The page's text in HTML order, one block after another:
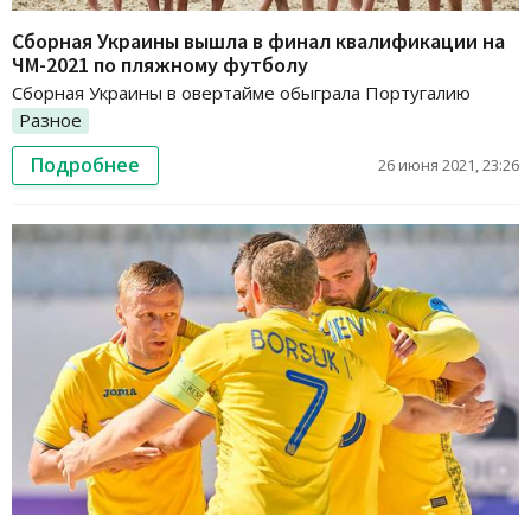
Сборная Украины вышла в финал квалификации на
ЧМ-2021 по пляжному футболу
Сборная Украины в овертайме обыграла Португалию
Разное
Подробнее 26 июня 2021, 23:26